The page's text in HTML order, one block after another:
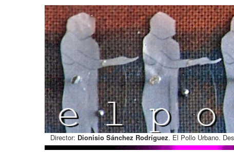
Director: Dionisio Sánchez Rodríguez. El Pollo Urbano.